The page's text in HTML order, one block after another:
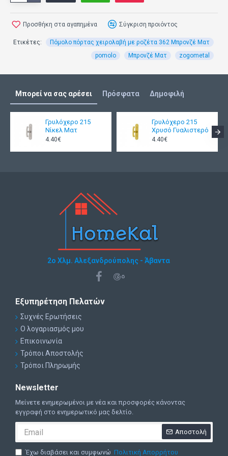
Προσθήκη στα αγαπημένα Σύγκριση προιόντος
Ετικέτες:
Πόμολο πόρτας χειρολαβή με ροζέτα 362 Μπρονζέ Ματ
pomolo
Μπρονζέ Ματ zogometal
Μπορεί να σας αρέσει Πρόσφατα Δημοφιλή
Γρυλόχερο 215
Νίκελ Ματ
4.40€
Γρυλόχερο 215
Χρυσό Γυαλιστερό
4.40€
2ο Χλμ. Αλεξανδρούπολης - Άβαντα
Εξυπηρέτηση Πελατών
Συχνές Ερωτήσεις
Ο λογαριασμός μου
Επικοινωνία
Τρόποι Αποστολής
Τρόποι Πληρωμής
Newsletter
Μείνετε ενημερωμένοι με νέα και προσφορές κάνοντας
εγγραφή στο ενημερωτικό μας δελτίο.
Αποστολή
Έχω διαβάσει και συμφωνώ Πολιτική Απορρήτου